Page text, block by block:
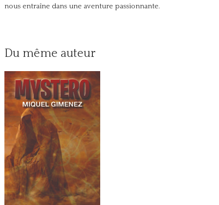
nous entraîne dans une aventure passionnante.
Du même auteur